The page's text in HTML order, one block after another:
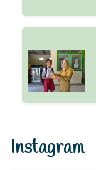
Instagram